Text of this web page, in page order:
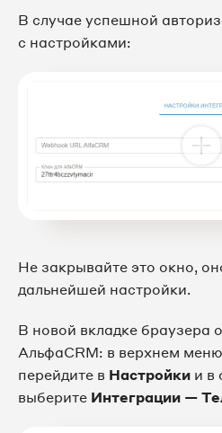
В случае успешной
с настройками:
Не закрывайте это окно,
дальнейшей настройки.
В новой вкладке браузера
АльфаCRM: в верхнем
перейдите в Настройки и в
выберите Интеграции —